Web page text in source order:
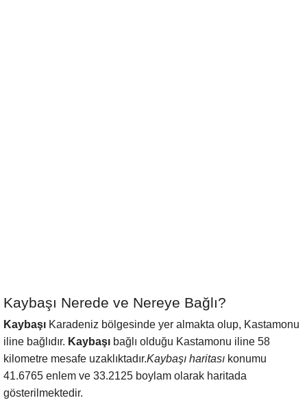
Kaybaşı Nerede ve Nereye Bağlı?
Kaybaşı Karadeniz bölgesinde yer almakta olup, Kastamonu
iline bağlıdır. Kaybaşı bağlı olduğu Kastamonu iline 58
kilometre mesafe uzaklıktadır.Kaybaşı haritası konumu
41.6765 enlem ve 33.2125 boylam olarak haritada
gösterilmektedir.